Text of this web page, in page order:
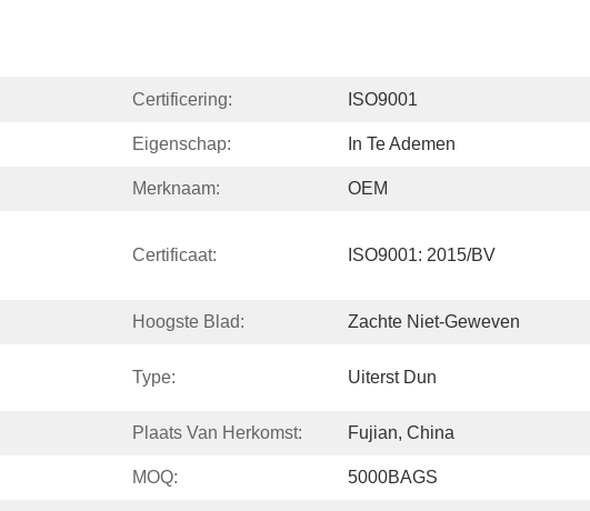
Certificering: ISO9001
Eigenschap: In Te Ademen
Merknaam: OEM
Certificaat: ISO9001: 2015/BV
Hoogste Blad: Zachte Niet-Geweven
Type: Uiterst Dun
Plaats Van Herkomst: Fujian, China
MOQ: 5000BAGS